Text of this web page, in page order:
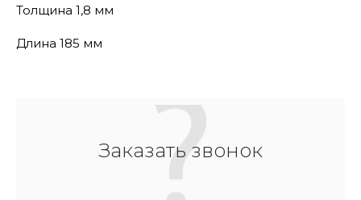
Толщина 1,8 мм
Длина 185 мм
Заказать звонок